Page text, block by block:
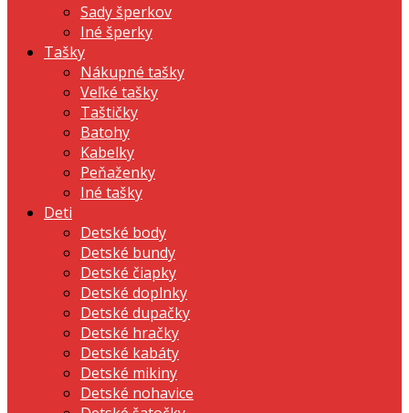
Sady šperkov
Iné šperky
Tašky
Nákupné tašky
Veľké tašky
Taštičky
Batohy
Kabelky
Peňaženky
Iné tašky
Deti
Detské body
Detské bundy
Detské čiapky
Detské doplnky
Detské dupačky
Detské hračky
Detské kabáty
Detské mikiny
Detské nohavice